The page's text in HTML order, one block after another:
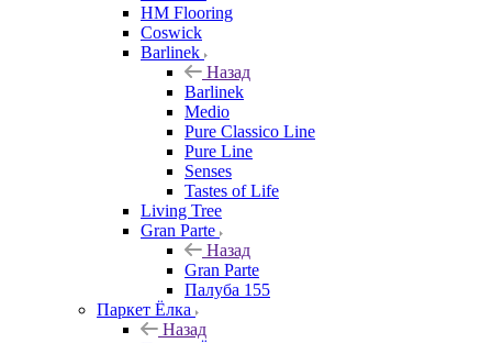
HM Flooring
Coswick
Barlinek
Назад
Barlinek
Medio
Pure Classico Line
Pure Line
Senses
Tastes of Life
Living Tree
Gran Parte
Назад
Gran Parte
Палуба 155
Паркет Ёлка
Назад